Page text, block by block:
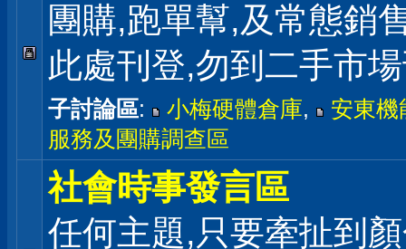
團購,跑單幫,及常態銷
此處刊登,勿到二手市
子討論區: 小梅硬體倉庫,
安東機
服務及團購調查區
社會時事發言區
任何主題,只要牽扯到